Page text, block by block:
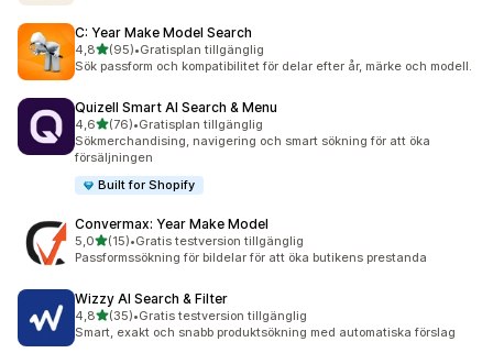
C: Year Make Model Search
4,8av 5 stjärnor
(95)
95 recensioner totalt
•Gratisplan tillgänglig
Sök passform och kompatibilitet för delar efter år, märke och modell.
Quizell Smart AI Search & Menu
4,6av 5 stjärnor
(76)
76 recensioner totalt
•Gratisplan tillgänglig
Sökmerchandising, navigering och smart sökning för att öka
försäljningen
Built for Shopify
Convermax: Year Make Model
5,0av 5 stjärnor
(15)
15 recensioner totalt
•Gratis testversion tillgänglig
Passformssökning för bildelar för att öka butikens prestanda
Wizzy AI Search & Filter
4,8av 5 stjärnor
(35)
35 recensioner totalt
•Gratis testversion tillgänglig
Smart, exakt och snabb produktsökning med automatiska förslag